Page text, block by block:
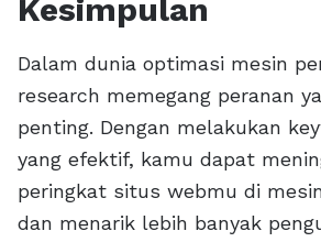
Kesimpulan
Dalam dunia optimasi mesin
research memegang peranan
penting. Dengan melakukan
yang efektif, kamu dapat
peringkat situs webmu di
dan menarik lebih banyak